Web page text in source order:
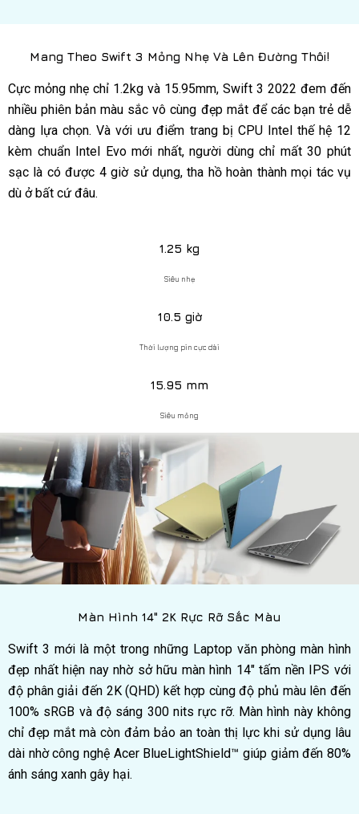
Mang Theo Swift 3 Mỏng Nhẹ Và Lên Đường Thôi!
Cực mỏng nhẹ chỉ 1.2kg và 15.95mm, Swift 3 2022 đem đến
nhiều phiên bản màu sắc vô cùng đẹp mắt để các bạn trẻ dễ
dàng lựa chọn. Và với ưu điểm trang bị CPU Intel thế hệ 12
kèm chuẩn Intel Evo mới nhất, người dùng chỉ mất 30 phút
sạc là có được 4 giờ sử dụng, tha hồ hoàn thành mọi tác vụ
dù ở bất cứ đâu.
1.25 kg
Siêu nhẹ
10.5 giờ
Thời lượng pin cực dài
15.95 mm
Siêu mỏng
Màn Hình 14" 2K Rực Rỡ Sắc Màu
Swift 3 mới là một trong những Laptop văn phòng màn hình
đẹp nhất hiện nay nhờ sở hữu màn hình 14″ tấm nền IPS với
độ phân giải đến 2K (QHD) kết hợp cùng độ phủ màu lên đến
100% sRGB và độ sáng 300 nits rực rỡ. Màn hình này không
chỉ đẹp mắt mà còn đảm bảo an toàn thị lực khi sử dụng lâu
dài nhờ công nghệ Acer BlueLightShield™ giúp giảm đến 80%
ánh sáng xanh gây hại.